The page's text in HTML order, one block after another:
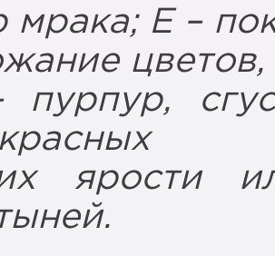
мрака; Е –
цветов,
ярости